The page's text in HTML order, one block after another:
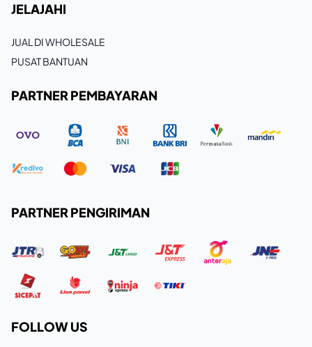
JELAJAHI
JUAL DI WHOLESALE
PUSAT BANTUAN
PARTNER PEMBAYARAN
PARTNER PENGIRIMAN
FOLLOW US